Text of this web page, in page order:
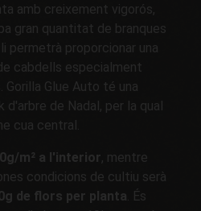
amb creixement vigorós,
gran quantitat de branques
permetrà proporcionar una
cabdells especialment
Glue Auto té una
de Nadal, per la qual
cua central.
m² a l'interior, mentre
condicions de cultiu serà
de flors per planta. És